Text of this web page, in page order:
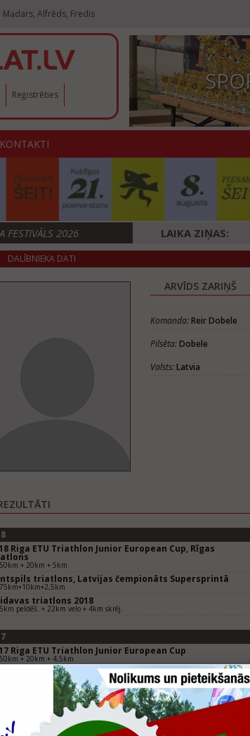
Alfrēds, Fredis
Reģistrēties
KONTAKTI
FESTIVĀLS 2026 LAIKA ZIŅAS:
DALĪBNIEKA DATI
ARVĪDS ZARIŅŠ
Komanda:Reir Dobele
Pilsēta:Dobele
Valsts:Latvia
Riga ETU Triathlon Junior European Cup, Rīgas
+ 20km + 5km
triatlons, Latvijas čempionāts Supersprintā
triatlons 2018
peldēš. + 22km velo + 4km skrēj.
Riga ETU Triathlon Junior European Cup
+ 20km + 4,5km
pusmaratons
Pusmaratons 21,0975 km
Valmieras maratons (LČ maratona skrējienā)
Tautas skrējiens 6,2 km